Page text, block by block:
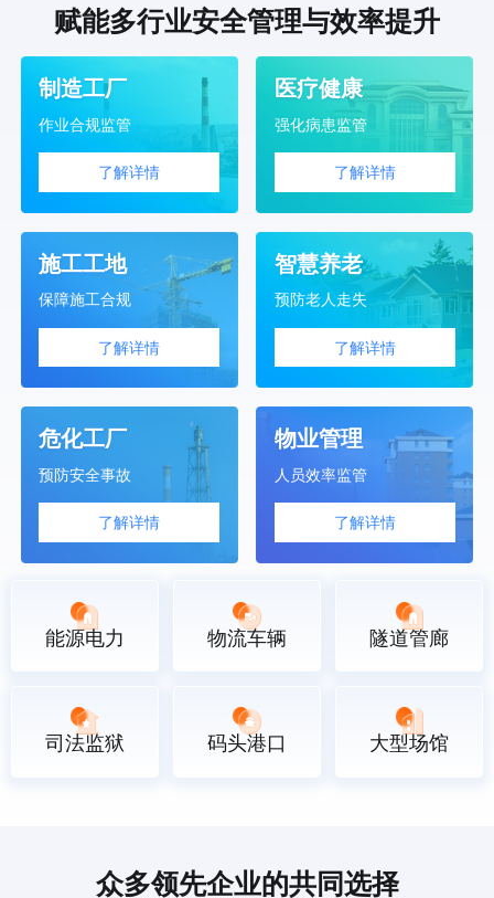
赋能多行业安全管理与效率提升
制造工厂
作业合规监管
了解详情
医疗健康
强化病患监管
了解详情
施工工地
保障施工合规
了解详情
智慧养老
预防老人走失
了解详情
危化工厂
预防安全事故
了解详情
物业管理
人员效率监管
了解详情
能源电力 物流车辆 隧道管廊
司法监狱 码头港口 大型场馆
众多领先企业的共同选择